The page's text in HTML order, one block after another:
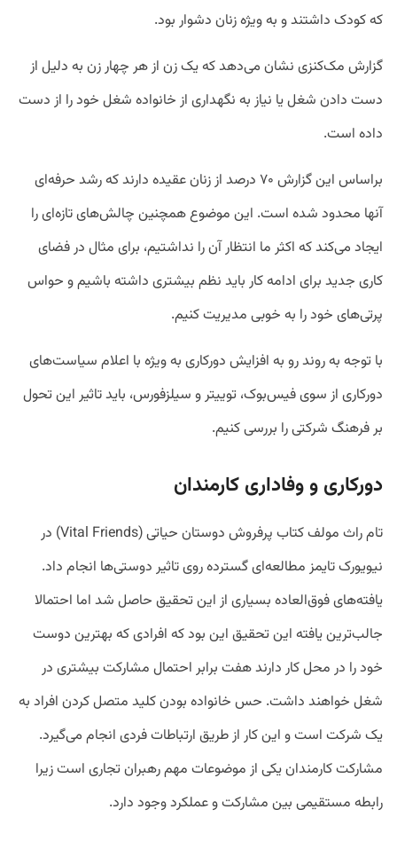
که کودک داشتند و به ویژه زنان دشوار بود.
گزارش مک‌کنزی نشان می‌دهد که یک زن از هر چهار زن به دلیل از
دست دادن شغل یا نیاز به نگهداری از خانواده شغل خود را از دست
داده است.
براساس این گزارش ۷۰ درصد از زنان عقیده دارند که رشد حرفه‌ای
آنها محدود شده است. این موضوع همچنین چالش‌های تازه‌ای را
ایجاد می‌کند که اکثر ما انتظار آن را نداشتیم، برای مثال در فضای
کاری جدید برای ادامه کار باید نظم بیشتری داشته باشیم و حواس
پرتی‌های خود را به خوبی مدیریت کنیم.
با توجه به روند رو به افزایش دورکاری به ویژه با اعلام سیاست‌های
دورکاری از سوی فیس‌بوک، توییتر و سیلزفورس، باید تاثیر این تحول
بر فرهنگ شرکتی را بررسی کنیم.
دورکاری و وفاداری کارمندان
تام راث مولف کتاب پرفروش دوستان حیاتی (Vital Friends) در
نیویورک تایمز مطالعه‌ای گسترده روی تاثیر دوستی‌ها انجام داد.
یافته‌های فوق‌العاده بسیاری از این تحقیق حاصل شد اما احتمالا
جالب‌ترین یافته این تحقیق این بود که افرادی که بهترین دوست
خود را در محل کار دارند هفت برابر احتمال مشارکت بیشتری در
شغل خواهند داشت. حس خانواده بودن کلید متصل کردن افراد به
یک شرکت است و این کار از طریق ارتباطات فردی انجام می‌گیرد.
مشارکت کارمندان یکی از موضوعات مهم رهبران تجاری است زیرا
رابطه مستقیمی بین مشارکت و عملکرد وجود دارد.